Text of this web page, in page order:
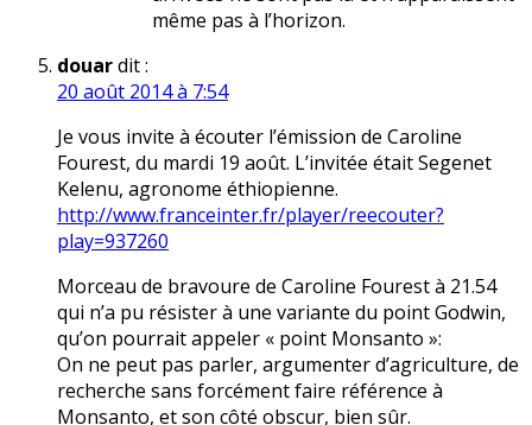
même pas à l’horizon.
douardit :
20 août 2014 à 7:54
Je vous invite à écouter l’émission de Caroline
Fourest, du mardi 19 août. L’invitée était Segenet
Kelenu, agronome éthiopienne.
http://www.franceinter.fr/player/reecouter?
play=937260
Morceau de bravoure de Caroline Fourest à 21.54
qui n’a pu résister à une variante du point Godwin,
qu’on pourrait appeler « point Monsanto »:
On ne peut pas parler, argumenter d’agriculture, de
recherche sans forcément faire référence à
Monsanto, et son côté obscur, bien sûr.